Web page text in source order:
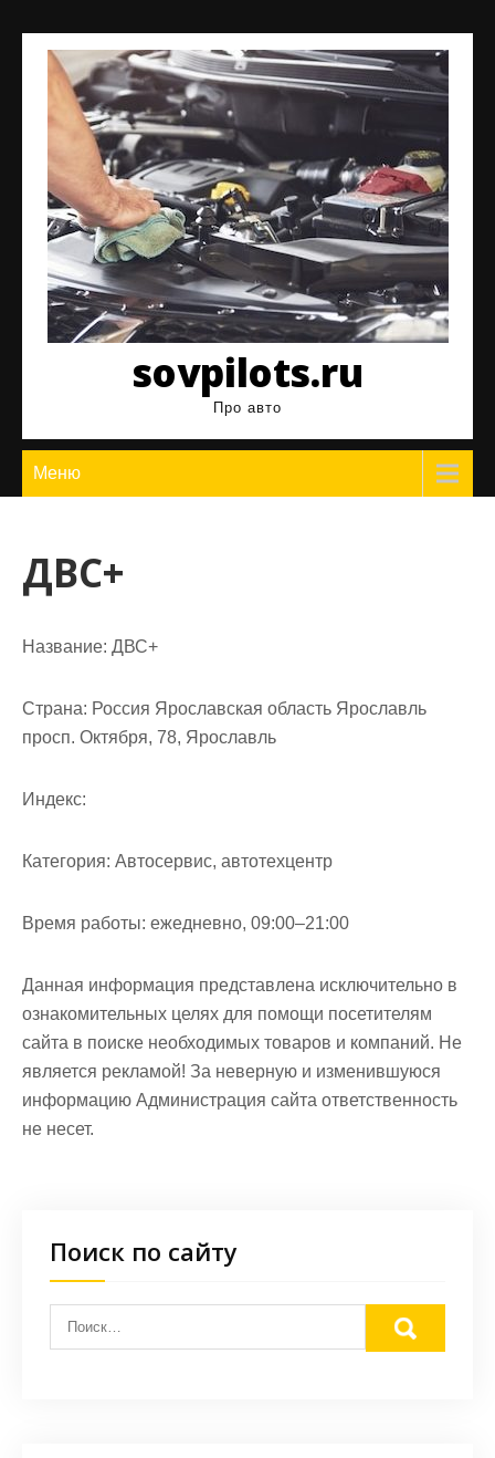
содержимому
sovpilots.ru
Про авто
Меню
ДВС+
Название: ДВС+
Страна: Россия Ярославская область Ярославль
просп. Октября, 78, Ярославль
Индекс:
Категория: Автосервис, автотехцентр
Время работы: ежедневно, 09:00–21:00
Данная информация представлена исключительно в
ознакомительных целях для помощи посетителям
сайта в поиске необходимых товаров и компаний. Не
является рекламой! За неверную и изменившуюся
информацию Администрация сайта ответственность
не несет.
Поиск по сайту